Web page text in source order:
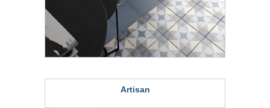
Artisan